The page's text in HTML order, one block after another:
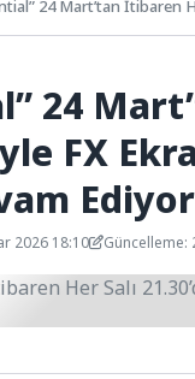
24 Mart’tan İtibaren
24
FX
2026 18:10 Güncelleme: